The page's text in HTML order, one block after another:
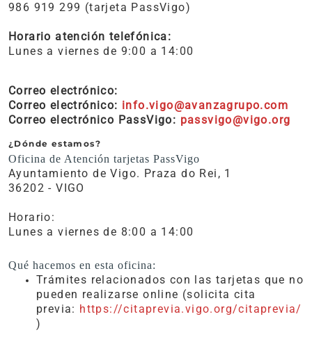
986 919 299 (tarjeta PassVigo)
Horario atención telefónica:
Lunes a viernes de 9:00 a 14:00
Correo electrónico:
Correo electrónico: info.vigo@avanzagrupo.com
Correo electrónico PassVigo: passvigo@vigo.org
¿Dónde estamos?
Oficina de Atención tarjetas PassVigo
Ayuntamiento de Vigo. Praza do Rei, 1
36202 - VIGO
Horario:
Lunes a viernes de 8:00 a 14:00
Qué hacemos en esta oficina:
Trámites relacionados con las tarjetas que no
pueden realizarse online (solicita cita
previa: https://citaprevia.vigo.org/citaprevia/
)